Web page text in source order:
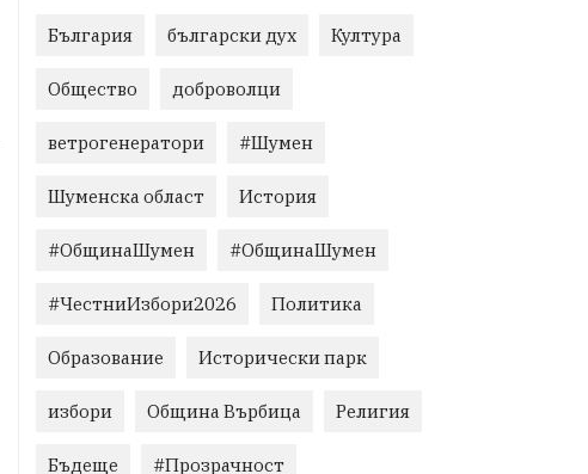
България български дух Култура
Общество доброволци
ветрогенератори #Шумен
Шуменска област История
#ОбщинаШумен #ОбщинаШумен
#ЧестниИзбори2026 Политика
Образование Исторически парк
избори Община Върбица Религия
Бъдеще #Прозрачност